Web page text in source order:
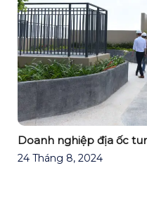
Doanh nghiệp địa ốc
24 Tháng 8, 2024